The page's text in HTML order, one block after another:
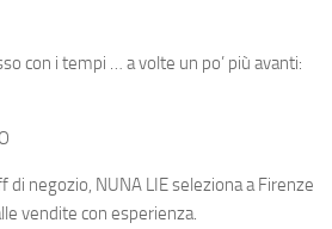
con i tempi … a volte un po’ più avanti:
negozio, NUNA LIE seleziona a Firenze
vendite con esperienza.